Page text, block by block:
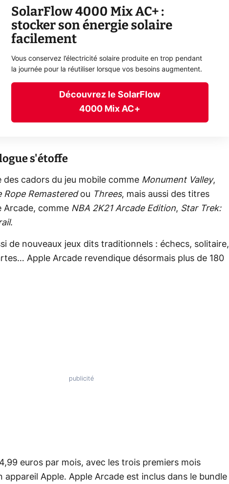
SolarFlow 4000 Mix AC+ :
stocker son énergie solaire
facilement
Vous conservez l’électricité solaire produite en trop pendant
la journée pour la réutiliser lorsque vos besoins augmentent.
Découvrez le SolarFlow
4000 Mix AC+
s'étoffe
des cadors du jeu mobile comme Monument Valley,
Rope Remasteredou Threes, mais aussi des titres
Arcade, comme NBA 2K21 Arcade Edition, Star Trek:
.
de nouveaux jeux dits traditionnels : échecs, solitaire,
Apple Arcade revendique désormais plus de 180
euros par mois, avec les trois premiers mois
Apple. Apple Arcade est inclus dans le bundle